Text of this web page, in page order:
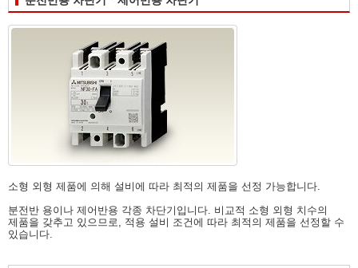
소형 외형 제품에 의해 설비에 따라 최적의 제품을 선정 가능합니다.
분전반 용이나 제어반용 각종 차단기입니다. 비교적 소형 외형 치수의
제품을 갖추고 있으므로, 적용 설비 조건에 따라 최적의 제품을 선정할 수
있습니다.